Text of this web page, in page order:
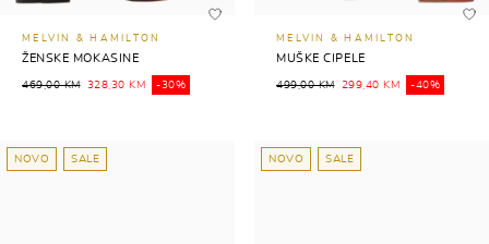
MELVIN & HAMILTON
ŽENSKE MOKASINE
469,00 KM 328,30 KM -30%
MELVIN & HAMILTON
MUŠKE CIPELE
499,00 KM 299,40 KM -40%
NOVO SALE NOVO SALE